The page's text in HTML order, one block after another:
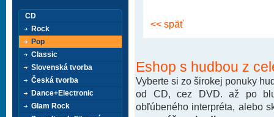
<< späť
Eshop s hudbou z
Vyberte si zo širokej ponuky
od CD, cez DVD. až po
obľúbeného interpréta, alebo
CD
Rock
Pop
Classic
Slovenská tvorba
Česká tvorba
Dance+Electronic
Glam Rock